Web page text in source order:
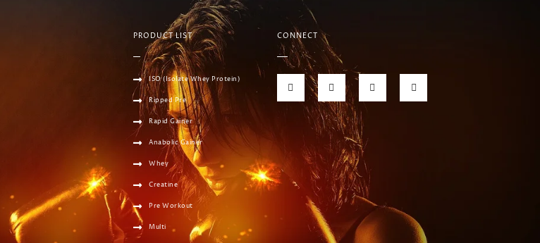
PRODUCT LIST
ISO (Isolate Whey Protein)
Ripped Pre
Rapid Gainer
Anabolic Gainer
Whey
Creatine
Pre Workout
Multi
CONNECT